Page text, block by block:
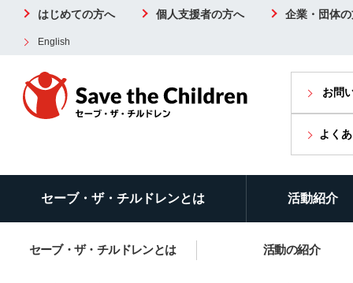
はじめての方へ 個人支援者の方へ 企業・団体
English
お問
よく
セーブ・ザ・チルドレンとは 活動紹介
セーブ・ザ・チルドレンとは 活動の紹介